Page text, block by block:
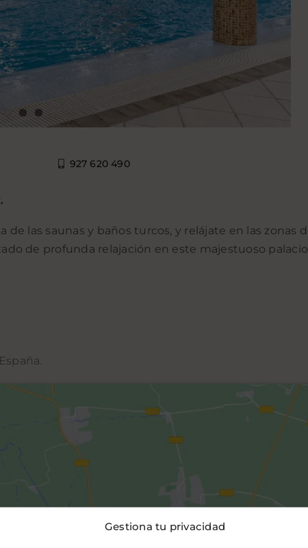
Gestiona tu privacidad
927 620 490
las saunas y baños turcos, y relájate en las zonas
de profunda relajación en este majestuoso palacio